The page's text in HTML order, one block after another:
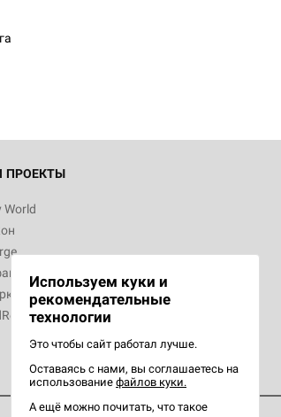
ПРОЕКТЫ
World
Используем куки и
рекомендательные
технологии
Это чтобы сайт работал лучше.
Оставаясь с нами, вы соглашаетесь на
использование файлов куки.
А ещё можно почитать, что такое